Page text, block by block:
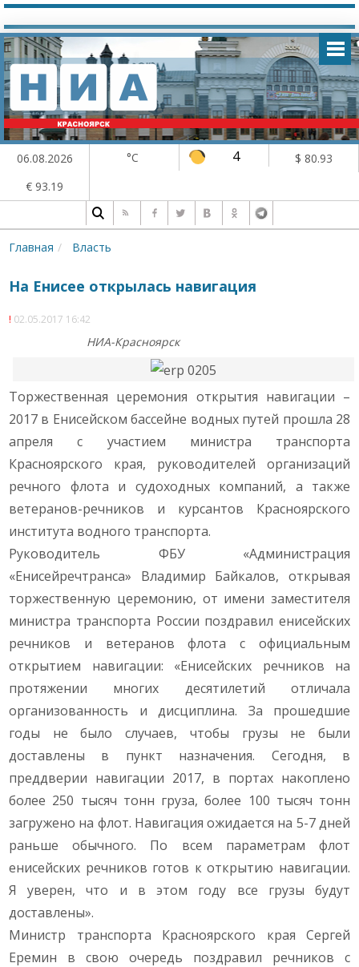
06.08.2026 °C 4
$ 80.93
€ 93.19
Главная Власть
На Енисее открылась навигация
02.05.2017 16:42
НИА-Красноярск
Торжественная церемония открытия навигации –
2017 в Енисейском бассейне водных путей прошла 28
апреля с участием министра транспорта
Красноярского края, руководителей организаций
речного флота и судоходных компаний, а также
ветеранов-речников и курсантов Красноярского
института водного транспорта.
Руководитель ФБУ «Администрация
«Енисейречтранса» Владимир Байкалов, открывая
торжественную церемонию, от имени заместителя
министра транспорта России поздравил енисейских
речников и ветеранов флота с официальным
открытием навигации: «Енисейских речников на
протяжении многих десятилетий отличала
организованность и дисциплина. За прошедшие
годы не было случаев, чтобы грузы не были
доставлены в пункт назначения. Сегодня, в
преддверии навигации 2017, в портах накоплено
более 250 тысяч тонн груза, более 100 тысяч тонн
загружено на флот. Навигация ожидается на 5-7 дней
раньше обычного. По всем параметрам флот
енисейских речников готов к открытию навигации.
Я уверен, что и в этом году все грузы будут
доставлены».
Министр транспорта Красноярского края Сергей
Еремин в свою очередь поздравил речников с